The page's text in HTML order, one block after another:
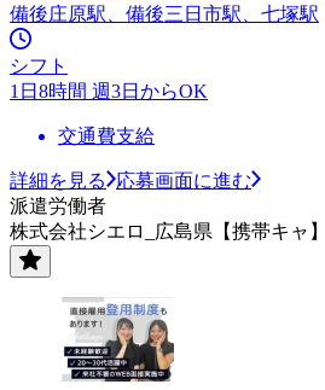
備後庄原駅、備後三日市駅、七塚駅
シフト
1日8時間 週3日からOK
交通費支給
詳細を見る
応募画面に進む
派遣労働者
株式会社シエロ_広島県【携帯キャ